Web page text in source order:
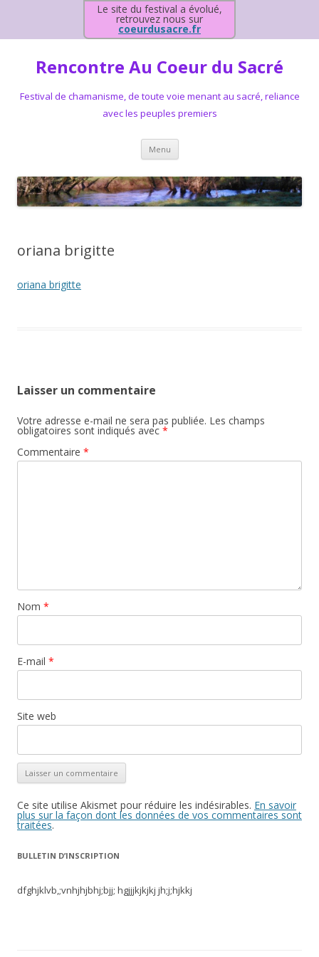
Le site du festival a évolué,
retrouvez nous sur
coeurdusacre.fr
Rencontre Au Coeur du Sacré
Festival de chamanisme, de toute voie menant au sacré, reliance
avec les peuples premiers
Menu Aller au contenu principal
oriana brigitte
oriana brigitte
Laisser un commentaire
Votre adresse e-mail ne sera pas publiée. Les champs
obligatoires sont indiqués avec *
Commentaire *
Nom *
E-mail *
Site web
Ce site utilise Akismet pour réduire les indésirables. En savoir
plus sur la façon dont les données de vos commentaires sont
traitées.
BULLETIN D’INSCRIPTION
dfghjklvb,;vnhjhjbhj;bjj; hgjjjkjkjkj jh;j;hjkkj